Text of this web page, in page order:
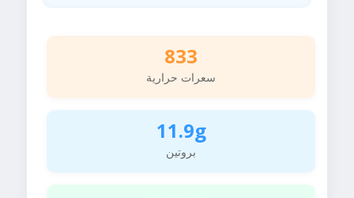
833
سعرات حرارية
11.9g
بروتين